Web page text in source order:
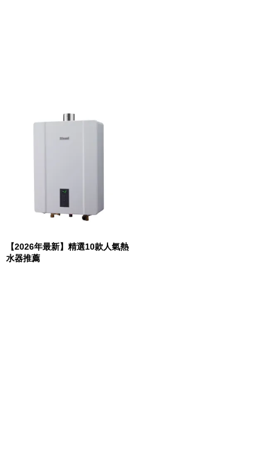
【2026年最新】精選10款人氣熱
水器推薦